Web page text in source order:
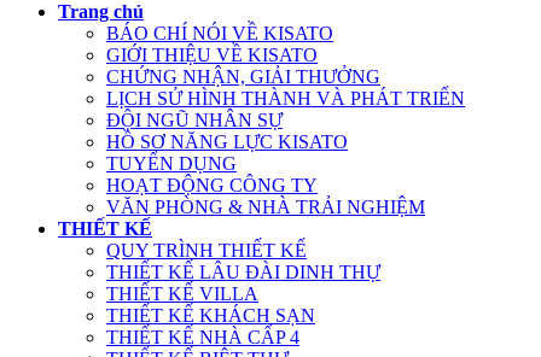
Trang chủ
BÁO CHÍ NÓI VỀ KISATO
GIỚI THIỆU VỀ KISATO
CHỨNG NHẬN, GIẢI THƯỞNG
LỊCH SỬ HÌNH THÀNH VÀ PHÁT TRIỂN
ĐỘI NGŨ NHÂN SỰ
HỒ SƠ NĂNG LỰC KISATO
TUYỂN DỤNG
HOẠT ĐỘNG CÔNG TY
VĂN PHÒNG & NHÀ TRẢI NGHIỆM
THIẾT KẾ
QUY TRÌNH THIẾT KẾ
THIẾT KẾ LÂU ĐÀI DINH THỰ
THIẾT KẾ VILLA
THIẾT KẾ KHÁCH SẠN
THIẾT KẾ NHÀ CẤP 4